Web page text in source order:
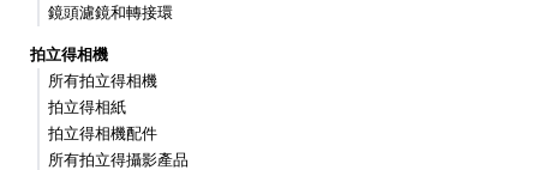
鏡頭濾鏡和轉接環
拍立得相機
所有拍立得相機
拍立得相紙
拍立得相機配件
所有拍立得攝影產品